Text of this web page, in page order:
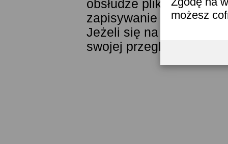
możesz
obsłudze plików
zapisywanie ich w
Jeżeli się na to nie
swojej przeglądarki.